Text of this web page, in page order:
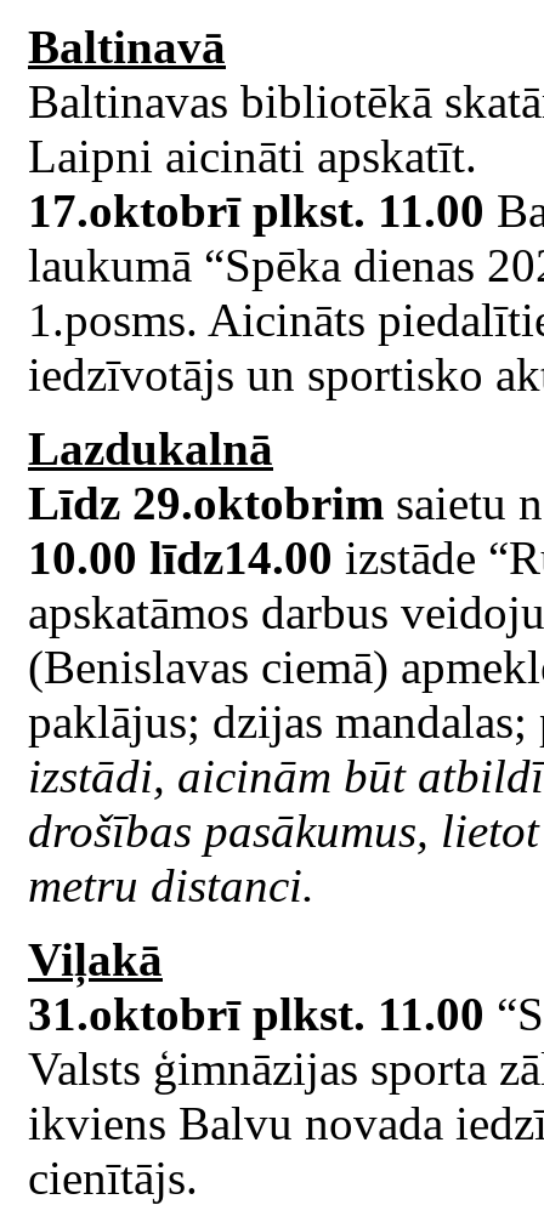
Baltinavā
Baltinavas bibliotēkā
Laipni aicināti apskatīt.
17.oktobrī plkst. 11.00
laukumā “Spēka dienas
1.posms. Aicināts
iedzīvotājs un sportisko
Lazdukalnā
Līdz 29.oktobrim saietu
10.00 līdz14.00 izstāde
apskatāmos darbus
(Benislavas ciemā)
paklājus; dzijas
izstādi, aicinām būt
drošības pasākumus,
metru distanci.
Viļakā
31.oktobrī plkst. 11.00
Valsts ģimnāzijas sporta
ikviens Balvu novada
cienītājs.